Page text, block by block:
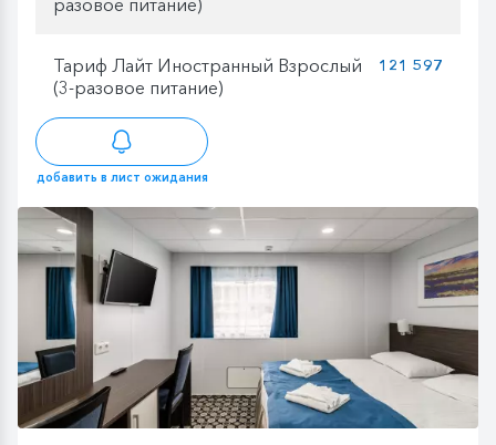
Тариф Лайт Иностранный Взрослый
(3-разовое питание)
121 597
добавить в лист ожидания